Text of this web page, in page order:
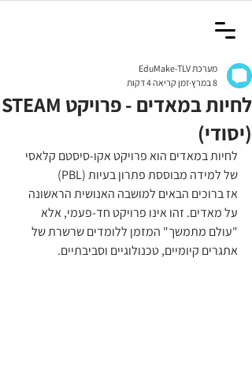
לחיות במאדים - פרויקט STEAM
(יסודי)
מערכת EduMake-TLV
8 במרץ
זמן קריאה 4 דקות
לחיות במאדים הוא פרויקט אקו-סיסטם קלאסי
של למידה מבוססת פתרון בעיות (PBL)
אז ברוכים הבאים למושבה האנושית הראשונה
על מאדים. זהו אינו פרויקט חד-פעמי, אלא
"עולם מתמשך" המזמן ללומדים שרשרת של
אתגרים קיומיים, טכנולוגיים וסביבתיים.